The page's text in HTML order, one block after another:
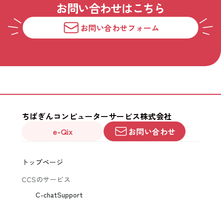
お問い合わせはこちら
お問い合わせフォーム
ちばぎんコンピューターサービス株式会社
e-Qix
お問い合わせ
トップページ
CCSのサービス
C-chatSupport